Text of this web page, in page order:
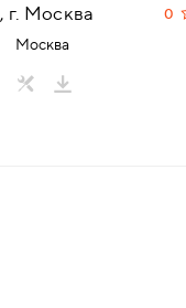
г. Москва 0
Москва